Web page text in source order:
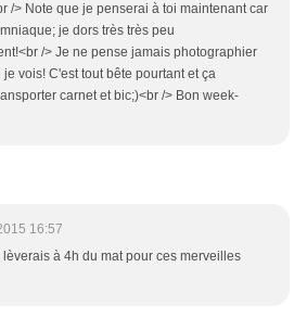
/> Note que je penserai à toi maintenant car
je dors très très peu
/> Je ne pense jamais photographier
je vois! C'est tout bête pourtant et ça
carnet et bic;)<br /> Bon week-
16:57
à 4h du mat pour ces merveilles